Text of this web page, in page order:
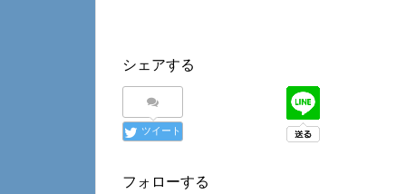
シェアする
ツイート
フォローする